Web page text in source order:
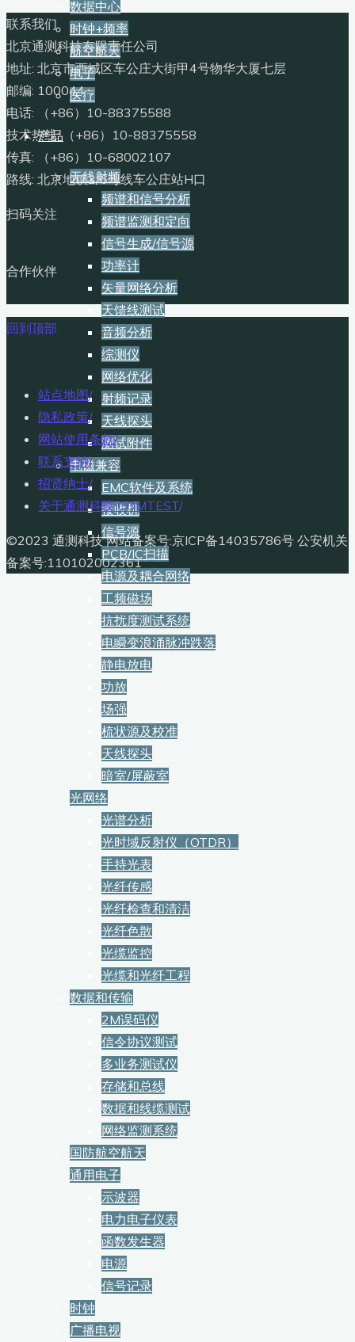
数据中心
时钟+频率
航空航天
电子
医疗
产品
无线射频
频谱和信号分析
频谱监测和定向
信号生成/信号源
功率计
矢量网络分析
天馈线测试
音频分析
综测仪
网络优化
射频记录
天线探头
测试附件
电磁兼容
EMC软件及系统
接收机
信号源
PCB/IC扫描
电源及耦合网络
工频磁场
抗扰度测试系统
电瞬变浪涌脉冲跌落
静电放电
功放
场强
梳状源及校准
天线探头
暗室/屏蔽室
光网络
光谱分析
光时域反射仪（OTDR）
手持光表
光纤传感
光纤检查和清洁
光纤色散
光缆监控
光缆和光纤工程
数据和传输
2M误码仪
信令协议测试
多业务测试仪
存储和总线
数据和线缆测试
网络监测系统
国防航空航天
通用电子
示波器
电力电子仪表
函数发生器
电源
信号记录
时钟
广播电视
联系我们
北京通测科技有限责任公司
地址: 北京市西城区车公庄大街甲4号物华大厦七层
邮编: 100044
电话: （+86）10-88375588
技术热线: （+86）10-88375558
传真: （+86）10-68002107
路线: 北京地铁2/6号线车公庄站H口
扫码关注
合作伙伴
回到顶部
站点地图/
隐私政策/
网站使用条款/
联系支持/
招贤纳士/
关于通测科技 COMTEST/
©2023 通测科技 网站备案号:京ICP备14035786号 公安机关
备案号:110102002361